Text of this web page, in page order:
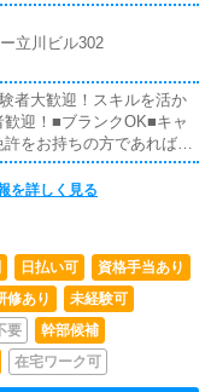
管理店内清掃や備品の点
立川ビル302
者大歓迎！スキルを活か
迎！■ブランクOK■キャ
をお持ちの方であれば尚
を詳しく見る
日払い可
資格手当あり
修あり
未経験可
要
幹部候補
在宅ワーク可